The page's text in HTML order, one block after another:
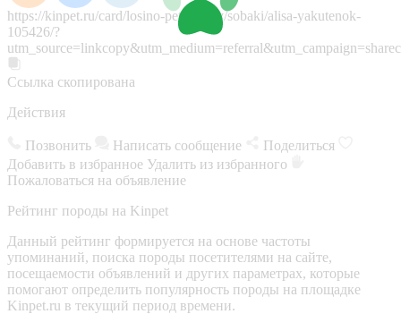
https://kinpet.ru/card/losino-petrovskiy/sobaki/alisa-yakutenok-
105426/?
Ссылка скопирована
Действия
Позвонить Написать сообщение
Поделиться
Добавить в избранное Удалить из избранного
Пожаловаться на объявление
Рейтинг породы на Kinpet
Данный рейтинг формируется на основе частоты
упоминаний, поиска породы посетителями на сайте,
посещаемости объявлений и других параметрах, которые
помогают определить популярность породы на площадке
Kinpet.ru в текущий период времени.